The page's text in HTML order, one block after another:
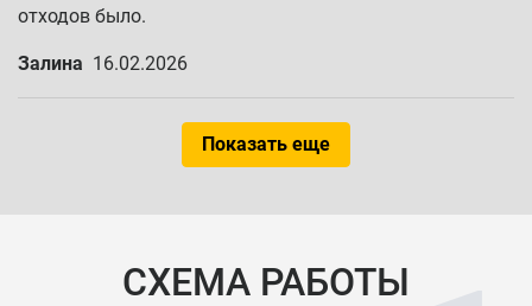
отходов было.
Залина 16.02.2026
Показать еще
СХЕМА РАБОТЫ